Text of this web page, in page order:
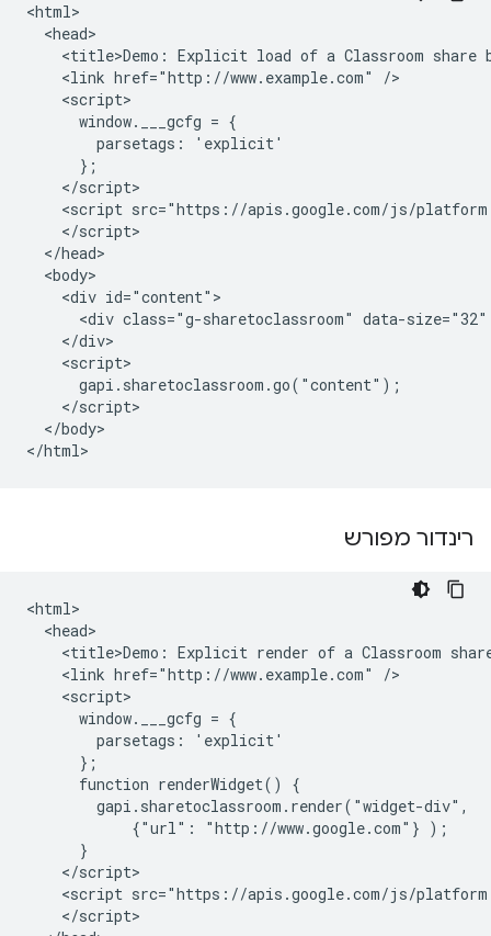
<html>
  <head>
<title>Demo: Explicit load of a Classroom share
    <link href="http://www.example.com" />
    <script>
      window.___gcfg = {
        parsetags: 'explicit'
      };
    </script>
<script src="https://apis.google.com/js/
    </script>
  </head>
  <body>
    <div id="content">
<div class="g-sharetoclassroom" data-
    </div>
    <script>
      gapi.sharetoclassroom.go("content");
    </script>
  </body>
רינדור מפורש
<html>
  <head>
<title>Demo: Explicit render of a Classroom
    <link href="http://www.example.com" />
    <script>
      window.___gcfg = {
        parsetags: 'explicit'
      };
      function renderWidget() {
        gapi.sharetoclassroom.render("widget-div",
            {"url": "http://www.google.com"} );
      }
    </script>
<script src="https://apis.google.com/js/
    </script>